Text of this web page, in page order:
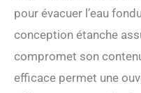
pour évacuer l’eau
conception étanche
compromet son
efficace permet une